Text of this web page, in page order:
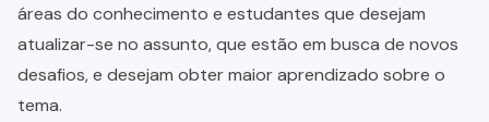
áreas do conhecimento e estudantes que desejam
atualizar-se no assunto, que estão em busca de novos
desafios, e desejam obter maior aprendizado sobre o
tema.